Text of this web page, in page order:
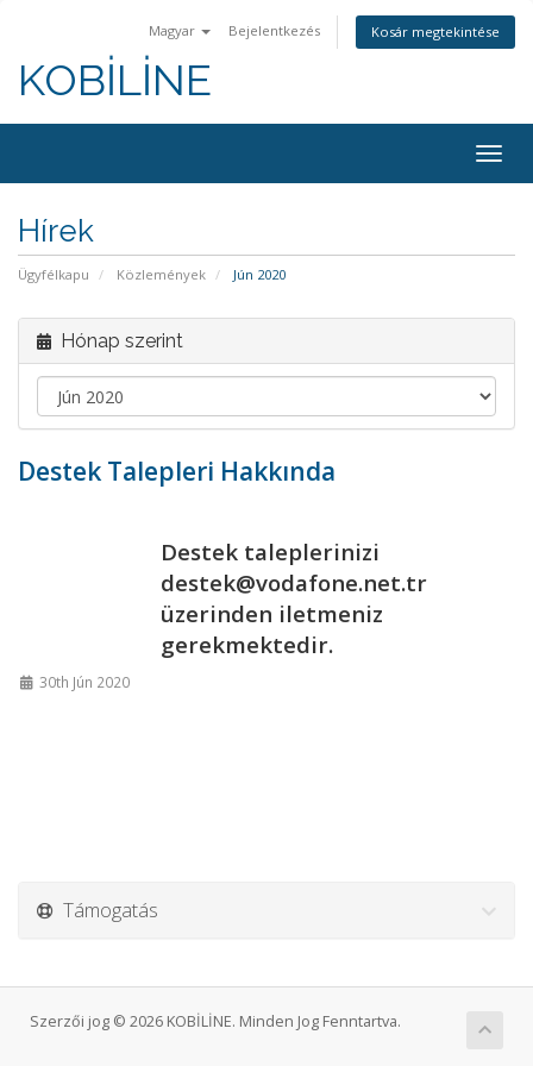
Magyar Bejelentkezés Kosár megtekintése
KOBİLİNE
a
Hírek
Ügyfélkapu Közlemények Jún 2020
Hónap szerint
Destek Talepleri Hakkında
Destek taleplerinizi
destek@vodafone.net.tr
üzerinden iletmeniz
gerekmektedir.
30th Jún 2020
Támogatás
Szerzői jog © 2026 KOBİLİNE. Minden Jog Fenntartva.